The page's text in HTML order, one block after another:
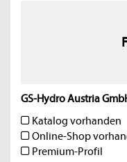
GS-Hydro Austria
Katalog vorhanden
Online-Shop
Premium-Profil